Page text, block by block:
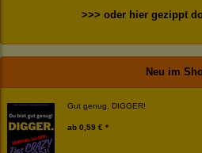
>>> oder hier gezippt
Neu im
Gut genug, DIGGER!
ab 0,59 € *